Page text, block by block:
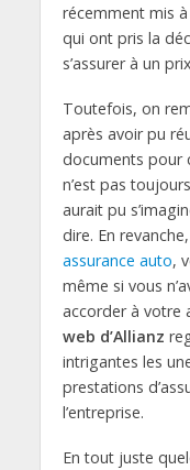
récemment mis
qui ont pris la
s’assurer à un
Toutefois, on
après avoir pu
documents pour
n’est pas
aurait pu
dire. En revanche,
assurance auto,
même si vous
accorder à votre
web d’Allianz
intrigantes les
prestations
l’entreprise.
En tout juste